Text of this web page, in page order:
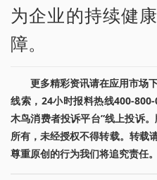
为企业的持续健
障。
更多精彩资讯请在应用市场
线索，24小时报料热线400-
木鸟消费者投诉平台”线上投诉
所有，未经授权不得转载。转
尊重原创的行为我们将追究责任。